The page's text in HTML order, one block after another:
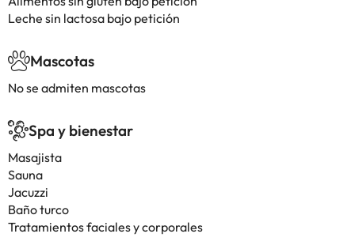
Leche sin lactosa bajo petición
Mascotas
No se admiten mascotas
Spa y bienestar
Masajista
Sauna
Jacuzzi
Baño turco
Tratamientos faciales y corporales